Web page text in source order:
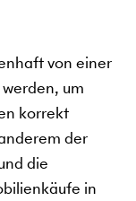
von einer
um
korrekt
der
die
in